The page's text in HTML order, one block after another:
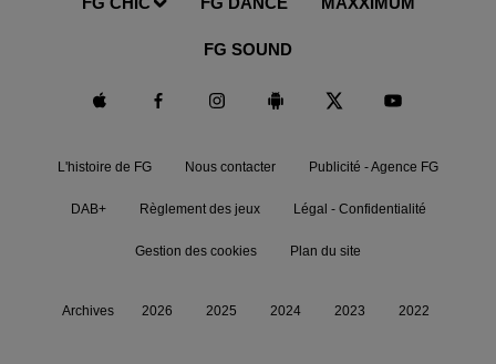
FG SOUND
L'histoire de FG Nous contacter Publicité - Agence FG
DAB+ Règlement des jeux Légal - Confidentialité
Gestion des cookies Plan du site
Archives 2026 2025 2024 2023 2022